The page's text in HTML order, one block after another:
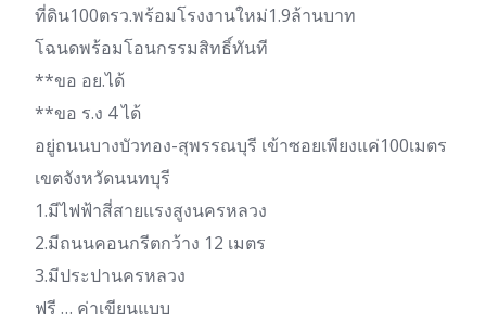
ที่ดิน100ตรว.พร้อมโรงงานใหม่1.9ล้านบาท
โฉนดพร้อมโอนกรรมสิทธิ์ทันที
**ขอ อย.ได้
**ขอ ร.ง 4 ได้
อยู่ถนนบางบัวทอง-สุพรรณบุรี เข้าซอยเพียงแค่100เมตร
เขตจังหวัดนนทบุรี
1.มีไฟฟ้าสี่สายแรงสูงนครหลวง
2.มีถนนคอนกรีตกว้าง 12 เมตร
3.มีประปานครหลวง
ฟรี … ค่าเขียนแบบ